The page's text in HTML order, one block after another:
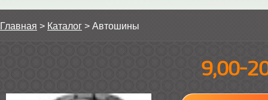
Главная > Каталог > Автошины
9,00-